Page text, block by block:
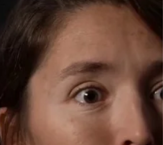
vendredi, pour reprendre la direction de la
Bretagne.